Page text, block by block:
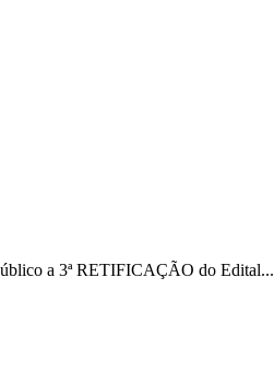
a 3ª RETIFICAÇÃO do Edital...